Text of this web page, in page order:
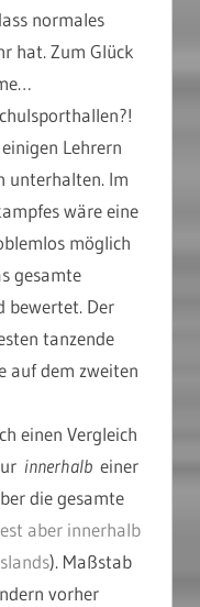
normales
hat. Zum Glück
Lehrern
unterhalten. Im
wäre eine
möglich
gesamte
bewertet. Der
tanzende
auf dem zweiten
einen Vergleich
innerhalb einer
die gesamte
aber innerhalb
). Maßstab
vorher